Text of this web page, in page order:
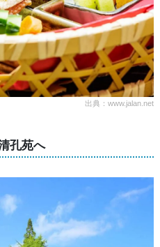
出典：www.jalan.net
孔苑へ